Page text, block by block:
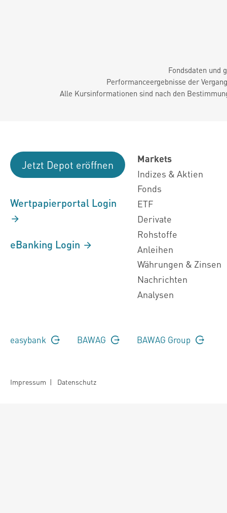
Fondsdaten und
Performanceergebnisse der
Alle Kursinformationen sind nach den
Jetzt Depot eröffnen
Wertpapierportal Login
eBanking Login
Markets
Indizes & Aktien
Fonds
ETF
Derivate
Rohstoffe
Anleihen
Währungen & Zinsen
Nachrichten
Analysen
easybank BAWAG BAWAG Group
Impressum | Datenschutz